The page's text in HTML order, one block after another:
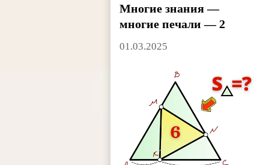
Многие знания —
многие печали — 2
01.03.2025